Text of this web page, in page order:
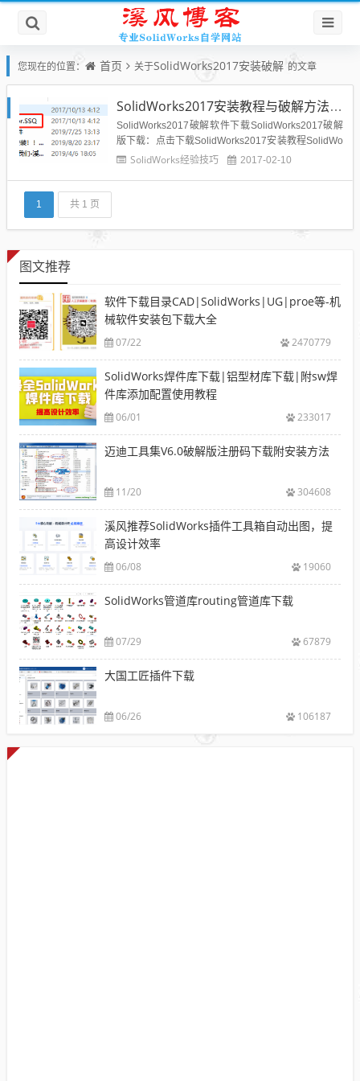
您现在的位置： 首页 关于SolidWorks2017安装破解 的文章
SolidWorks2017安装教程与破解方法--亲测能用
SolidWorks2017破解软件下载SolidWorks2017破解
版下载：点击下载SolidWorks2017安装教程SolidWo
rks2017安装教程与SolidWorks2016和2015、2014
SolidWorks经验技巧 2017-02-10
1 共 1 页
图文推荐
软件下载目录CAD|SolidWorks|UG|proe等-机
械软件安装包下载大全
07/22 2470779
SolidWorks焊件库下载|铝型材库下载|附sw焊
件库添加配置使用教程
06/01 233017
迈迪工具集V6.0破解版注册码下载附安装方法
11/20 304608
溪风推荐SolidWorks插件工具箱自动出图，提
高设计效率
06/08 19060
SolidWorks管道库routing管道库下载
07/29 67879
大国工匠插件下载
06/26 106187